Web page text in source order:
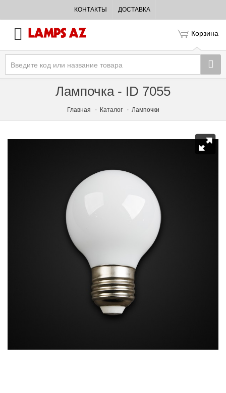
КОНТАКТЫ ДОСТАВКА
Корзина
Лампочка - ID 7055
Главная Каталог Лампочки